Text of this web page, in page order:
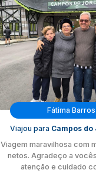
Fátima Barros
Viajou para Campos do
Viagem maravilhosa com
netos. Agradeço a
atenção e cuidado